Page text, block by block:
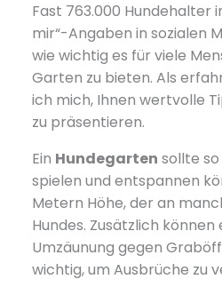
Fast 763.000 Hundehalter
mir“-Angaben in sozialen
wie wichtig es für viele
Garten zu bieten. Als
ich mich, Ihnen wertvolle
zu präsentieren.
Ein Hundegarten sollte
spielen und entspannen
Metern Höhe, der an
Hundes. Zusätzlich
Umzäunung gegen
wichtig, um Ausbrüche zu